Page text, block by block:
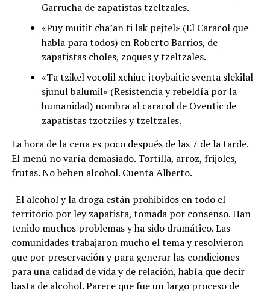
Garrucha de zapatistas tzeltzales.
«Puy muitit cha’an ti lak pejtel» (El Caracol que
habla para todos) en Roberto Barrios, de
zapatistas choles, zoques y tzeltzales.
«Ta tzikel vocolil xchiuc jtoybaitic sventa slekilal
sjunul balumil» (Resistencia y rebeldía por la
humanidad) nombra al caracol de Oventic de
zapatistas tzotziles y tzeltzales.
La hora de la cena es poco después de las 7 de la tarde.
El menú no varía demasiado. Tortilla, arroz, frijoles,
frutas. No beben alcohol. Cuenta Alberto.
-El alcohol y la droga están prohibidos en todo el
territorio por ley zapatista, tomada por consenso. Han
tenido muchos problemas y ha sido dramático. Las
comunidades trabajaron mucho el tema y resolvieron
que por preservación y para generar las condiciones
para una calidad de vida y de relación, había que decir
basta de alcohol. Parece que fue un largo proceso de